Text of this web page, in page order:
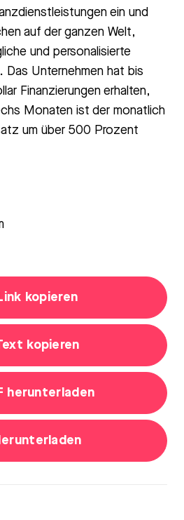
ein und
auf der ganzen Welt,
und personalisierte
Das Unternehmen hat bis
Finanzierungen erhalten,
Monaten ist der monatlich
um über 500 Prozent
kopieren
kopieren
herunterladen